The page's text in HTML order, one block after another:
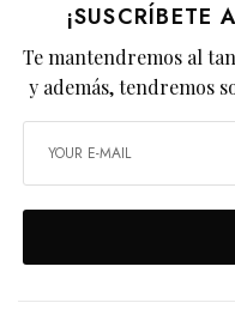
¡SUSCRÍBETE
Te mantendremos al
y además, tendremos